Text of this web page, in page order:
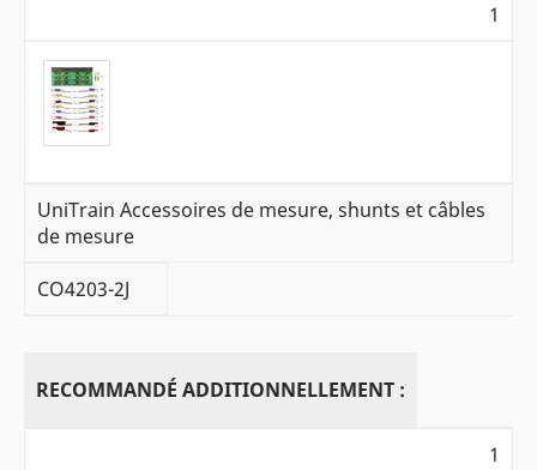
1
UniTrain Accessoires de mesure, shunts et câbles
de mesure
CO4203-2J
RECOMMANDÉ ADDITIONNELLEMENT :
1